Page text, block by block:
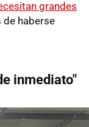
grandes
de haberse
inmediato"